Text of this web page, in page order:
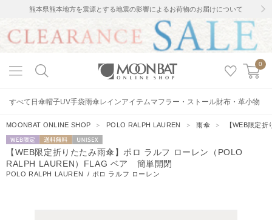
熊本県熊本地方を震源とする地震の影響によるお荷物のお届けについて
0
すべて 日傘帽子UV手袋雨傘レインアイテムマフラー・ストール財布・革小物
MOONBAT ONLINE SHOP ＞ POLO RALPH LAUREN ＞雨傘 ＞ 【WEB限定
WEB限定送料無料 UNISEX
【WEB限定折りたたみ雨傘】ポロ ラルフ ローレン（POLO
RALPH LAUREN）FLAG ベア 簡単開閉
POLO RALPH LAUREN / ポロ ラルフ ローレン